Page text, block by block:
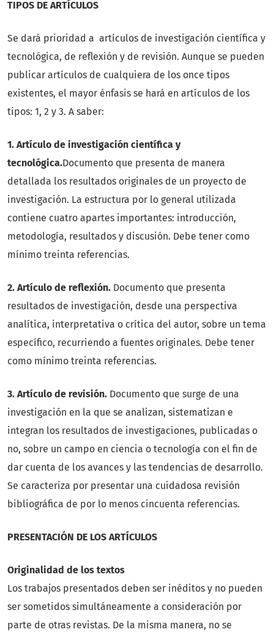
TIPOS DE ARTÍCULOS
Se dará prioridad a artículos de investigación científica y
tecnológica, de reflexión y de revisión. Aunque se pueden
publicar artículos de cualquiera de los once tipos
existentes, el mayor énfasis se hará en artículos de los
tipos: 1, 2 y 3. A saber:
1. Artículo de investigación científica y
tecnológica.Documento que presenta de manera
detallada los resultados originales de un proyecto de
investigación. La estructura por lo general utilizada
contiene cuatro apartes importantes: introducción,
metodología, resultados y discusión. Debe tener como
mínimo treinta referencias.
2. Artículo de reflexión. Documento que presenta
resultados de investigación, desde una perspectiva
analítica, interpretativa o crítica del autor, sobre un tema
específico, recurriendo a fuentes originales. Debe tener
como mínimo treinta referencias.
3. Artículo de revisión. Documento que surge de una
investigación en la que se analizan, sistematizan e
integran los resultados de investigaciones, publicadas o
no, sobre un campo en ciencia o tecnología con el fin de
dar cuenta de los avances y las tendencias de desarrollo.
Se caracteriza por presentar una cuidadosa revisión
bibliográfica de por lo menos cincuenta referencias.
PRESENTACIÓN DE LOS ARTÍCULOS
Originalidad de los textos
Los trabajos presentados deben ser inéditos y no pueden
ser sometidos simultáneamente a consideración por
parte de otras revistas. De la misma manera, no se